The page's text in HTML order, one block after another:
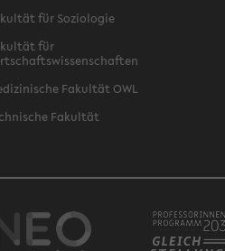
für Soziologie
für
Fakultät OWL
Fakultät